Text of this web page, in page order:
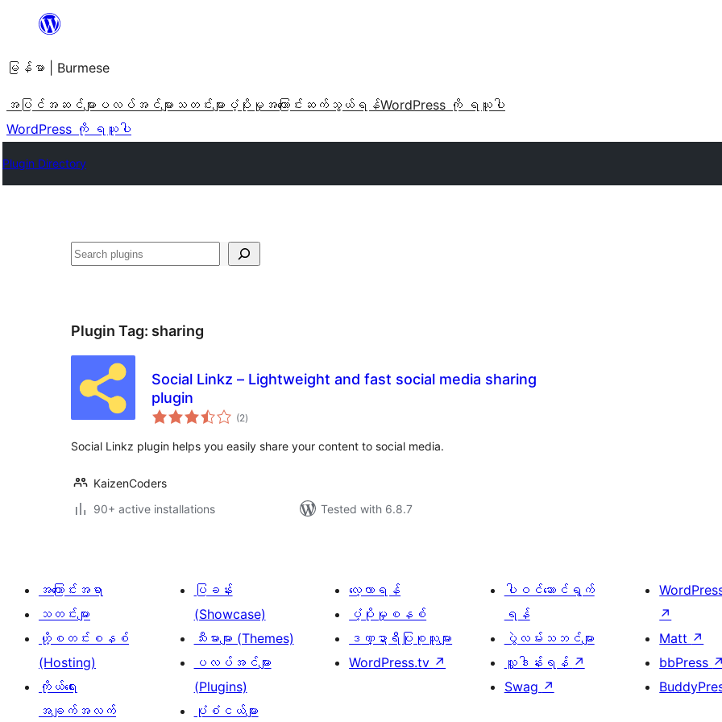
အကြောင်းအရာ
ကျော်သွား
ရန်
မြန်မာ | Burmese
အပြင်အဆင်များ ပလပ်အင်များ သတင်းများ ပံ့ပိုးမှု အကြောင်း ဆက်သွယ်ရန်WordPress ကို ရယူပါ
WordPress ကို ရယူပါ
Plugin Directory
ရှာ
Plugin Tag: sharing
Social Linkz – Lightweight and fast social media sharing
plugin
(2total
ratings
)
Social Linkz plugin helps you easily share your content to social media.
KaizenCoders
90+ active installations
Tested with 6.8.7
အကြောင်းအရာ
သတင်းများ
ဟို့စတင်းစနစ်
(Hosting)
ကိုယ်ရေး
အချက်အလက်
ပြခန်း
(Showcase)
သီးမားများ (Themes)
ပလပ်အင်များ
(Plugins)
ပုံစံငယ်များ
လေ့လာရန်
ပံ့ပိုးမှုစနစ်
ဒဏ္ဍာရီပြုစုသူများ
WordPress.tv ↗
ပါဝင်ဆောင်ရွက်
ရန်
ပွဲလမ်းသဘင်များ
လှူဒါန်းရန် ↗
Swag ↗
↗
Matt ↗
bbPress ↗